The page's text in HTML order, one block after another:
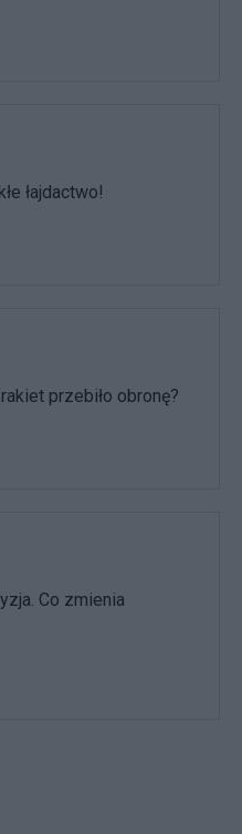
łajdactwo!
przebiło obronę?
Co zmienia